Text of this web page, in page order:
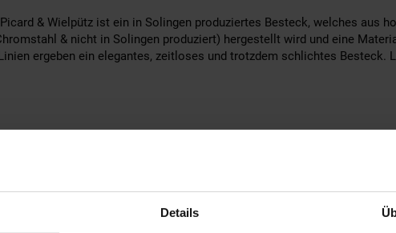
Details
& Wielpütz ist ein in Solingen produziertes Besteck, welches aus
& nicht in Solingen produziert) hergestellt wird und eine
ergeben ein elegantes, zeitloses und trotzdem schlichtes Besteck.